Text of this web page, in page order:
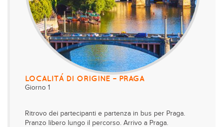
LOCALITÁ DI ORIGINE – PRAGA
Giorno 1
Ritrovo dei partecipanti e partenza in bus per Praga.
Pranzo libero lungo il percorso. Arrivo a Praga.